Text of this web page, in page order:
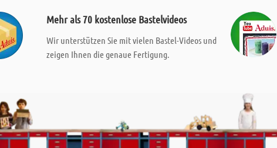
Mehr als 70 kostenlose Bastelvideos
Wir unterstützen Sie mit vielen Bastel-Videos und
zeigen Ihnen die genaue Fertigung.